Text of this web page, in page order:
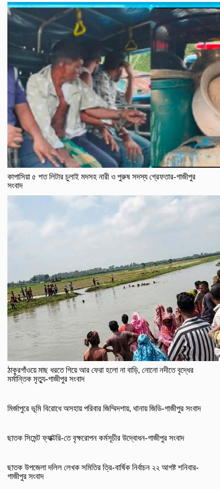
কাপাসিয়া ৫ শত লিটার চুলাই মদসহ নারী ও পুরুষ সদস্য গ্রেফতার-গাজীপুর
সংবাদ
ঠাকুরগাঁওয়ে মাছ ধরতে গিয়ে আর ফেরা হলো না বাড়ি, নোনো নদীতে বৃদ্ধের
মর্মান্তিক মৃত্যু-গাজীপুর সংবাদ
মির্জাপুরে ভূমি বিরোধে অসহায় পরিবার জিম্মিদশায়, থানায় জিডি-গাজীপুর সংবাদ
ছাতক সিমেন্ট ফ্যাক্টরি-তে বৃক্ষরোপন কর্মসূচীর উদ্বোধন-গাজীপুর সংবাদ
ছাতক উপজেলা দলিল লেখক সমিতির ত্রি-বার্ষিক নির্বাচন ২২ আগষ্ট শনিবার-
গাজীপুর সংবাদ